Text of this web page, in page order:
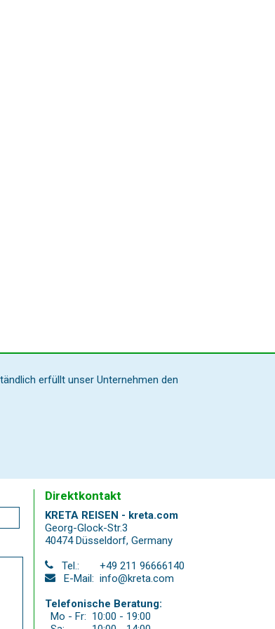
möchten nehmen Sie Kontakt mit uns auf:
erfüllt unser Unternehmen den
Direktkontakt
KRETA REISEN - kreta.com
Georg-Glock-Str.3
40474 Düsseldorf, Germany
Tel.:
+49 211 96666140
E-Mail: info@kreta.com
Telefonische Beratung:
Mo - Fr: 10:00 - 19:00